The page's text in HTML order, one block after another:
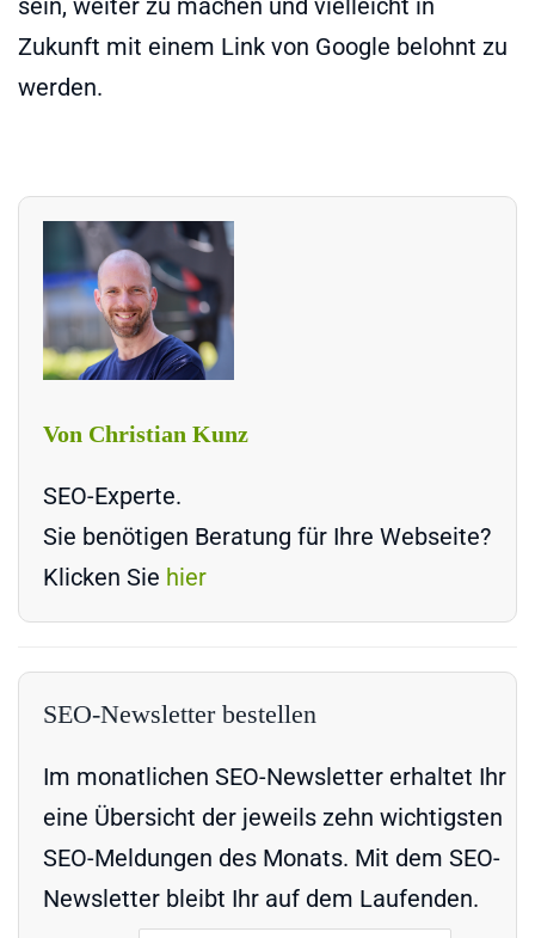
Zukunft mit einem Link von Google belohnt zu
werden.
Von Christian Kunz
SEO-Experte.
Sie benötigen Beratung für Ihre Webseite?
Klicken Sie hier
SEO-Newsletter bestellen
Im monatlichen SEO-Newsletter erhaltet Ihr
eine Übersicht der jeweils zehn wichtigsten
SEO-Meldungen des Monats. Mit dem SEO-
Newsletter bleibt Ihr auf dem Laufenden.